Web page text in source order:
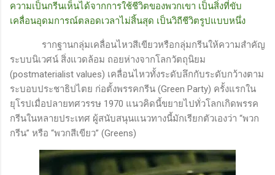
ความเป็นกรีนเห็นได้จากการใช้ชีวิตของพวกเขา เป็นสิ่งที่ขับ
เคลื่อนอุดมการณ์ตลอดเวลาไม่สิ้นสุด เป็นวิถีชีวิตรูปแบบหนึ่ง
รากฐานกลุ่มเคลื่อนไหวสีเขียวหรือกลุ่มกรีนให้ความสำคัญ
ระบบนิเวศน์ สิ่งแวดล้อม ถอยห่างจากโลกวัตถุนิยม
(postmaterialist values) เคลื่อนไหวทั้งระดับลึกกับระดับกว้างตาม
ระบอบประชาธิปไตย ก่อตั้งพรรคกรีน (Green Party) ครั้งแรกใน
ยุโรปเมื่อปลายทศวรรษ 1970 แนวคิดนี้ขยายไปทั่วโลกเกิดพรรค
กรีนในหลายประเทศ ผู้สนับสนุนแนวทางนี้มักเรียกตัวเองว่า “พวก
กรีน” หรือ “พวกสีเขียว” (Greens)